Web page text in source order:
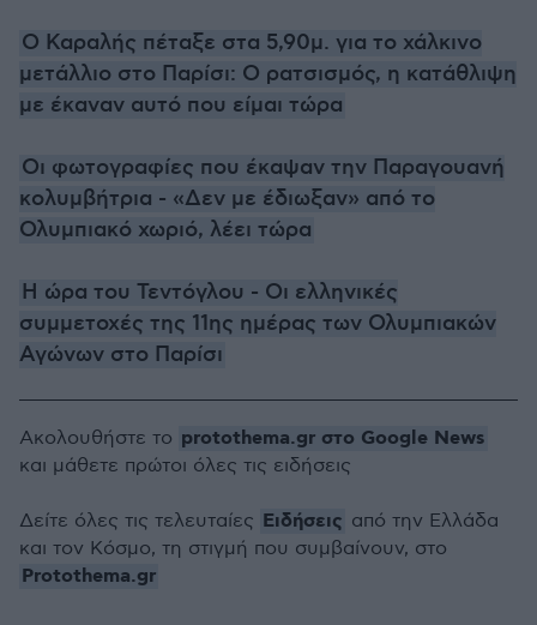
Ο Καραλής πέταξε στα 5,90μ. για το χάλκινο
μετάλλιο στο Παρίσι: Ο ρατσισμός, η κατάθλιψη
με έκαναν αυτό που είμαι τώρα
Οι φωτογραφίες που έκαψαν την Παραγουανή
κολυμβήτρια - «Δεν με έδιωξαν» από το
Ολυμπιακό χωριό, λέει τώρα
Η ώρα του Τεντόγλου - Οι ελληνικές
συμμετοχές της 11ης ημέρας των Ολυμπιακών
Αγώνων στο Παρίσι
Ακολουθήστε το protothema.gr στο Google News
και μάθετε πρώτοι όλες τις ειδήσεις
Δείτε όλες τις τελευταίες Ειδήσεις από την Ελλάδα
και τον Κόσμο, τη στιγμή που συμβαίνουν, στο
Protothema.gr